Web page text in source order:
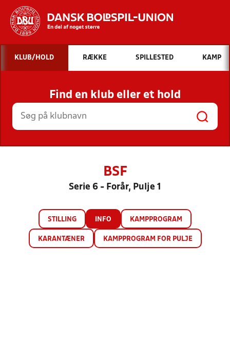
Hvad vil du søge efter?
INDHOLD OG NYHEDER
STILLINGER, RESULTATER, KLUBBER OG
HOLD
KLUB/HOLD RÆKKE SPILLESTED KAMP
Find en klub eller et hold
BSF
Serie 6 - Forår, Pulje 1
STILLING INFO KAMPPROGRAM
KARANTÆNER KAMPPROGRAM FOR PULJE